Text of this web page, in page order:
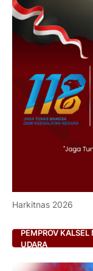
Harkitnas 2026
PEMPROV
UDARA